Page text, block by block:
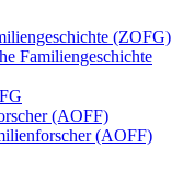
(ZOFG)
Familiengeschichte
(AOFF)
(AOFF)